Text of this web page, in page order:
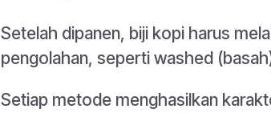
Setelah dipanen, biji kopi harus
pengolahan, seperti washed
Setiap metode menghasilkan